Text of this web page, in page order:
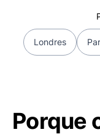
Londres
Porque